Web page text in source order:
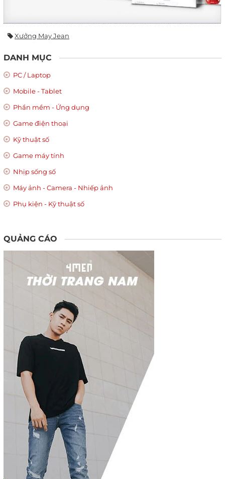
Xưởng May Jean
DANH MỤC
PC / Laptop
Mobile - Tablet
Phần mềm - Ứng dụng
Game điện thoại
Kỹ thuật số
Game máy tính
Nhịp sống số
Máy ảnh - Camera - Nhiếp ảnh
Phụ kiện - Kỹ thuật số
QUẢNG CÁO